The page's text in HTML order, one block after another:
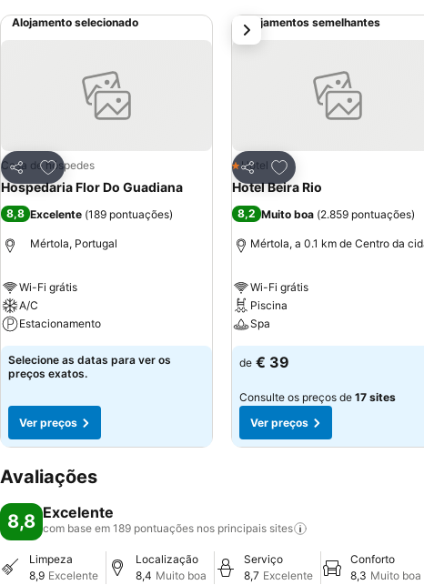
Alojamento selecionado
Partilhar
Adicionar aos favoritos
Casa de hóspedes
Hospedaria Flor Do Guadiana
8,8 Excelente (189 pontuações)
Mértola, Portugal
Wi-Fi grátis
A/C
Estacionamento
Selecione as datas para ver os
preços exatos.
Ver preços
Alojamentos semelhantes
Partilhar
Adicionar aos favoritos
1 Estrelas
Hotel
Hotel Beira Rio
8,2 Muito boa (2.859 pontuações)
Mértola, a 0.1 km de Centro da
Wi-Fi grátis
Piscina
Spa
de € 39
Consulte os preços de 17 sites
Ver preços
próximo
Avaliações
8,8 Excelente
com base em 189 pontuações nos principais sites
Limpeza
8,9 Excelente
Localização
8,4 Muito boa
Serviço
8,7 Excelente
Conforto
8,3 Muito boa